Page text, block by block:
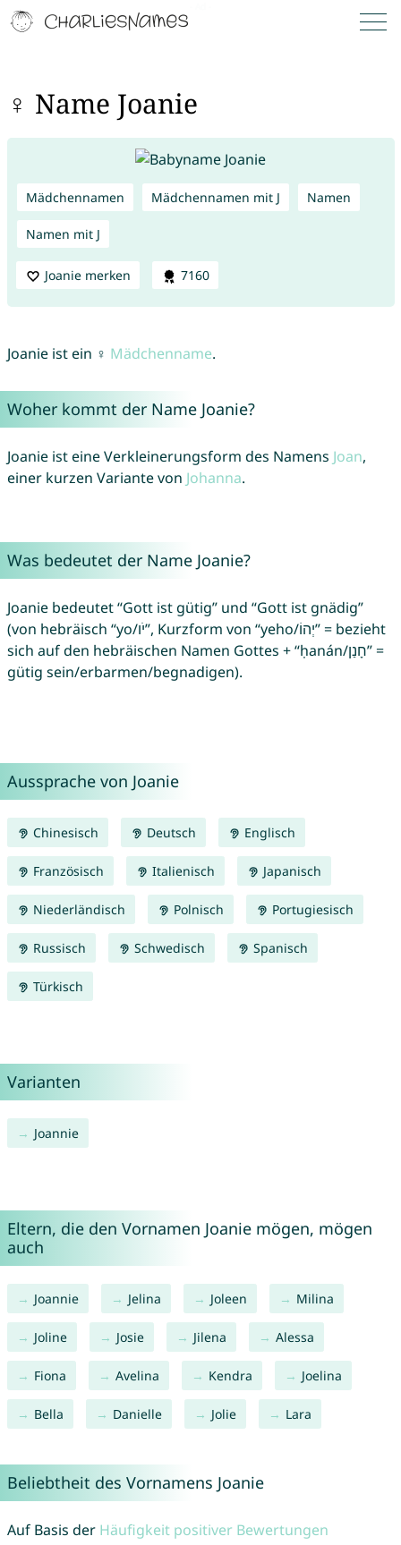
♀ Name Joanie
Mädchennamen Mädchennamen mit J Namen
Namen mit J
Joanie merken 7160
Joanie ist ein ♀ Mädchenname.
Woher kommt der Name Joanie?
Joanie ist eine Verkleinerungsform des Namens Joan,
einer kurzen Variante von Johanna.
Was bedeutet der Name Joanie?
Joanie bedeutet “Gott ist gütig” und “Gott ist gnädig”
(von hebräisch “yo/יֹו”, Kurzform von “yeho/יְהוֹ” = bezieht
sich auf den hebräischen Namen Gottes + “ḥanán/חָנַן” =
gütig sein/erbarmen/begnadigen).
Aussprache von Joanie
Chinesisch Deutsch Englisch
Französisch Italienisch Japanisch
Niederländisch Polnisch Portugiesisch
Russisch Schwedisch Spanisch
Türkisch
Varianten
Joannie
Eltern, die den Vornamen Joanie mögen, mögen
auch
Joannie Jelina Joleen Milina
Joline Josie Jilena Alessa
Fiona Avelina Kendra Joelina
Bella Danielle Jolie Lara
Beliebtheit des Vornamens Joanie
Auf Basis der Häufigkeit positiver Bewertungen